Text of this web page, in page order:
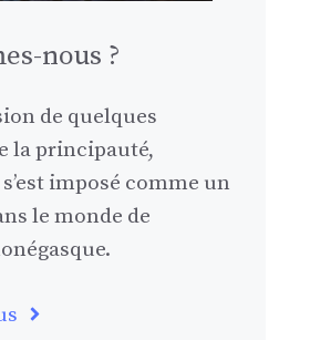
nous ?
de quelques
la principauté,
imposé comme un
le monde de